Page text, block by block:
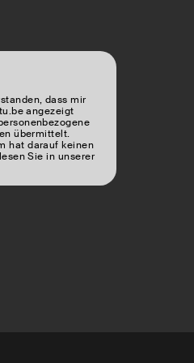
dass mir
angezeigt
übermittelt.
hat darauf keinen
Sie in unserer